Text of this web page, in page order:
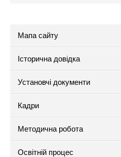
Мапа сайту
Історична довідка
Установчі документи
Кадри
Методична робота
Освітній процес